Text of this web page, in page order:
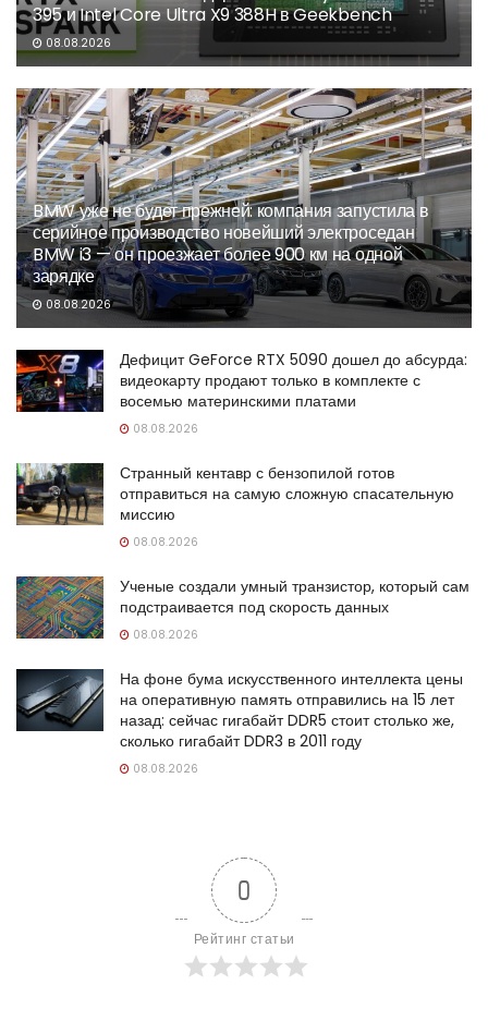
395 и Intel Core Ultra X9 388H в Geekbench
08.08.2026
BMW уже не будет прежней: компания запустила в
серийное производство новейший электроседан
BMW i3 — он проезжает более 900 км на одной
зарядке
08.08.2026
Дефицит GeForce RTX 5090 дошел до абсурда:
видеокарту продают только в комплекте с
восемью материнскими платами
08.08.2026
Странный кентавр с бензопилой готов
отправиться на самую сложную спасательную
миссию
08.08.2026
Ученые создали умный транзистор, который сам
подстраивается под скорость данных
08.08.2026
На фоне бума искусственного интеллекта цены
на оперативную память отправились на 15 лет
назад: сейчас гигабайт DDR5 стоит столько же,
сколько гигабайт DDR3 в 2011 году
08.08.2026
0
Рейтинг статьи